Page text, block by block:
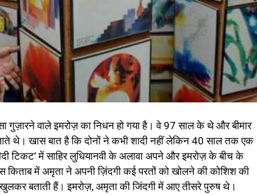
वाले इमरोज़ का निधन हो गया है। वे 97 साल के थे और बीमार
थे। खास बात है कि दोनों ने कभी शादी नहीं लेकिन 40 साल तक एक
टिकट’ में साहिर लुधियानवी के अलावा अपने और इमरोज़ के बीच के
में अमृता ने अपनी ज़िंदगी कई परतों को खोलने की कोशिश की
बताती हैं। इमरोज़, अमृता की जिंदगी में आए तीसरे पुरुष थे।